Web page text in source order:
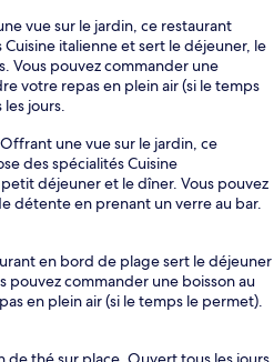
vue sur le jardin, ce restaurant
italienne et sert le déjeuner, le
Vous pouvez commander une
votre repas en plein air (si le temps
jours.
une vue sur le jardin, ce
des spécialités Cuisine
déjeuner et le dîner. Vous pouvez
détente en prenant un verre au bar.
en bord de plage sert le déjeuner
pouvez commander une boisson au
en plein air (si le temps le permet).